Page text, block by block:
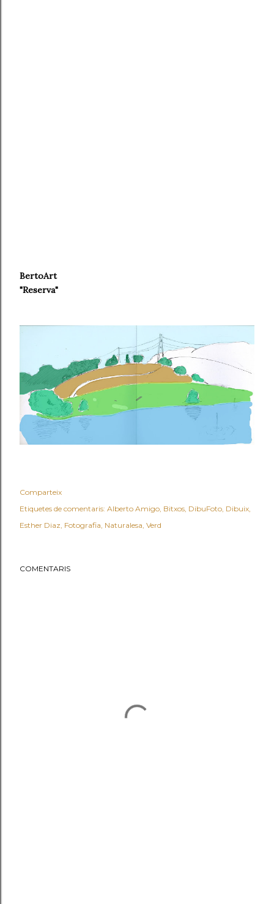
BertoArt
"Reserva"
Comparteix
Etiquetes de comentaris: Alberto Amigo Bitxos DibuFoto Dibuix
Esther Diaz Fotografia Naturalesa Verd
COMENTARIS